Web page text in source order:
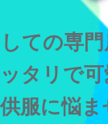
ての専
タリで
服に悩